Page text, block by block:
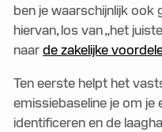
ben je waarschijnlijk
hiervan, los van „het
naarde zakelijke
Ten eerste helpt het
emissiebaseline je om
identificeren en de